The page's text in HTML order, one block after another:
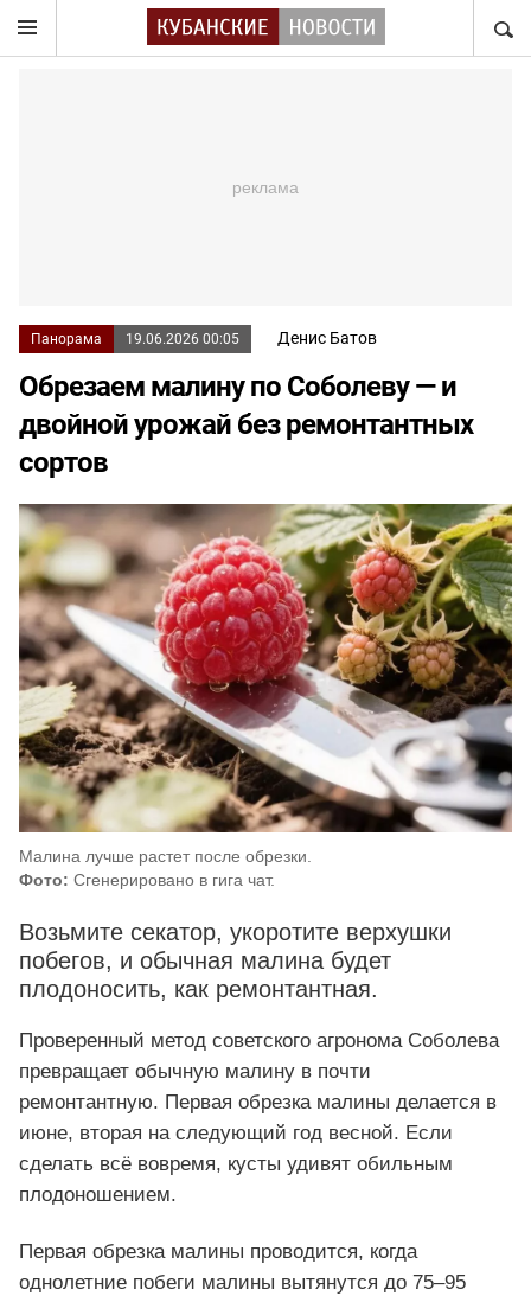
Панорама 19.06.2026 00:05 Денис Батов
Обрезаем малину по Соболеву — и
двойной урожай без ремонтантных
сортов
Малина лучше растет после обрезки.
Фото: Сгенерировано в гига чат.
Возьмите секатор, укоротите верхушки
побегов, и обычная малина будет
плодоносить, как ремонтантная.
Проверенный метод советского агронома Соболева
превращает обычную малину в почти
ремонтантную. Первая обрезка малины делается в
июне, вторая на следующий год весной. Если
сделать всё вовремя, кусты удивят обильным
плодоношением.
Первая обрезка малины проводится, когда
однолетние побеги малины вытянутся до 75–95